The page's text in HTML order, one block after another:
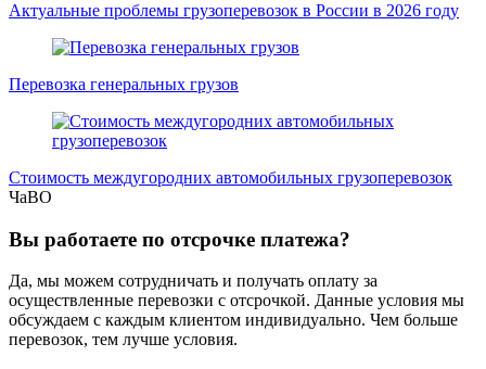
Актуальные проблемы грузоперевозок в России в 2026 году
Перевозка генеральных грузов
Стоимость междугородних автомобильных грузоперевозок
ЧаВО
Вы работаете по отсрочке платежа?
Да, мы можем сотрудничать и получать оплату за
осуществленные перевозки с отсрочкой. Данные условия мы
обсуждаем с каждым клиентом индивидуально. Чем больше
перевозок, тем лучше условия.